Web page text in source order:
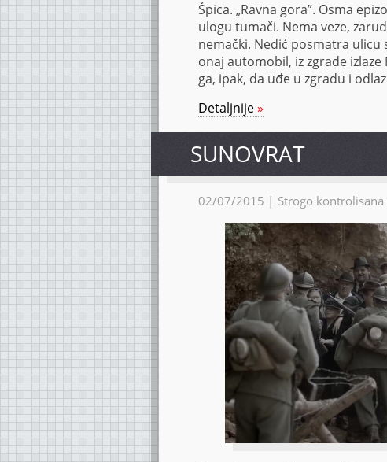
Špica. „Ravna gora”. Osma
ulogu tumači. Nema veze,
nemački. Nedić posmatra ulicu
onaj automobil, iz zgrade
ga, ipak, da uđe u zgradu i
Detaljnije»
SUNOVRAT
02/07/2015 | Strogo kontrolisana